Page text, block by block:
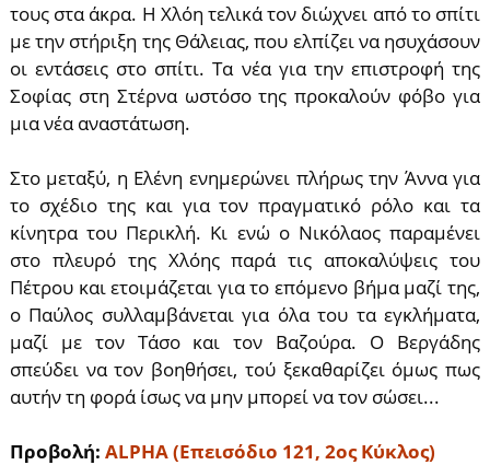
τους στα άκρα. Η Χλόη τελικά τον διώχνει από το σπίτι
με την στήριξη της Θάλειας, που ελπίζει να ησυχάσουν
οι εντάσεις στο σπίτι. Τα νέα για την επιστροφή της
Σοφίας στη Στέρνα ωστόσο της προκαλούν φόβο για
μια νέα αναστάτωση.
Στο μεταξύ, η Ελένη ενημερώνει πλήρως την Άννα για
το σχέδιο της και για τον πραγματικό ρόλο και τα
κίνητρα του Περικλή. Κι ενώ ο Νικόλαος παραμένει
στο πλευρό της Χλόης παρά τις αποκαλύψεις του
Πέτρου και ετοιμάζεται για το επόμενο βήμα μαζί της,
ο Παύλος συλλαμβάνεται για όλα του τα εγκλήματα,
μαζί με τον Τάσο και τον Βαζούρα. Ο Βεργάδης
σπεύδει να τον βοηθήσει, τού ξεκαθαρίζει όμως πως
αυτήν τη φορά ίσως να μην μπορεί να τον σώσει...
Προβολή: ALPHA (Επεισόδιο 121, 2ος Κύκλος)